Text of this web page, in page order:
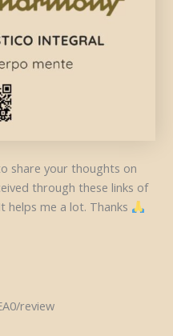
share your thoughts on
through these links of
helps me a lot. Thanks
review